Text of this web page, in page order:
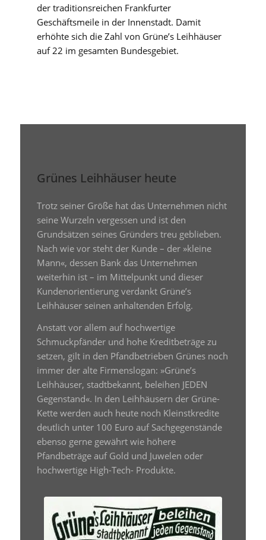
der traditionsreichen Frankfurter
Geschäftsmeile in der Innenstadt. Damit
erhöhte sich die Zahl von Grüne’s Leihhäuser
auf 22 im gesamten Bundesgebiet.
Grünes Leihhäuser heute
Trotz seiner Größe hat das Unternehmen nicht
seine Wurzeln vergessen und ist den
Grundsätzen seines Gründers treu geblieben.
Nach wie vor steht der Kunde – der »kleine
Mann«, dessen Bank das Unternehmen
weiterhin ist – im Mittelpunkt und dieser
Kundenorientierung verdankt Grüne’s
Leihhäuser seinen anhaltenden Erfolg.
Anstatt vor allem auf hochwertige
Schmuckpfänder und hohe Kreditbeträge zu
setzen, gilt in den Pfandbetrieben Grünes noch
immer der alte Firmenslogan: »Grüne’s
Leihhäuser, stadtbekannt, beleihen JEDEN
Gegenstand«. In den Leihhäusern der Grüne-
Kette werden auch heute noch Kleinstkredite
deutlich unter 100 Euro auf Sachgegenstände
ebenso gerne gewährt wie höhere
Pfandbeträge auf Gold und Juwelen oder
hochwertige High-Tech- Produkte.